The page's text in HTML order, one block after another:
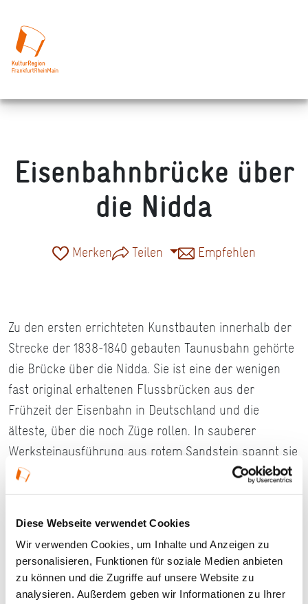
Diese Webseite verwendet Cookies
Wir verwenden Cookies, um Inhalte und Anzeigen zu
personalisieren, Funktionen für soziale Medien anbieten
zu können und die Zugriffe auf unsere Website zu
analysieren. Außerdem geben wir Informationen zu Ihrer
Eisenbahnbrücke über
die Nidda
Merken Teilen Empfehlen
Zu den ersten errichteten Kunstbauten innerhalb der
Strecke der 1838-1840 gebauten Taunusbahn gehörte
die Brücke über die Nidda. Sie ist eine der wenigen
fast original erhaltenen Flussbrücken aus der
Frühzeit der Eisenbahn in Deutschland und die
älteste, über die noch Züge rollen. In sauberer
Werksteinausführung aus rotem Sandstein spannt sie
sich mit drei Flachbögen von je 10 m lichter Weite,
unterstützt von Pfeilern mit halbkreisförmigen
#Lokaler Routenführer Frankfurt am Main